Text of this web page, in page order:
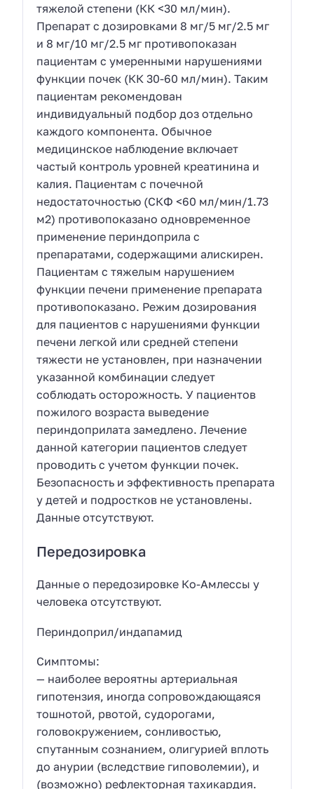
тяжелой степени (КК <30 мл/мин).
Препарат с дозировками 8 мг/5 мг/2.5 мг
и 8 мг/10 мг/2.5 мг противопоказан
пациентам с умеренными нарушениями
функции почек (КК 30-60 мл/мин). Таким
пациентам рекомендован
индивидуальный подбор доз отдельно
каждого компонента. Обычное
медицинское наблюдение включает
частый контроль уровней креатинина и
калия. Пациентам с почечной
недостаточностью (СКФ <60 мл/мин/1.73
м2) противопоказано одновременное
применение периндоприла с
препаратами, содержащими алискирен.
Пациентам с тяжелым нарушением
функции печени применение препарата
противопоказано. Режим дозирования
для пациентов с нарушениями функции
печени легкой или средней степени
тяжести не установлен, при назначении
указанной комбинации следует
соблюдать осторожность. У пациентов
пожилого возраста выведение
периндоприлата замедлено. Лечение
данной категории пациентов следует
проводить с учетом функции почек.
Безопасность и эффективность препарата
у детей и подростков не установлены.
Данные отсутствуют.
Передозировка
Данные о передозировке Ко-Амлессы у
человека отсутствуют.
Периндоприл/индапамид
Симптомы:
— наиболее вероятны артериальная
гипотензия, иногда сопровождающаяся
тошнотой, рвотой, судорогами,
головокружением, сонливостью,
спутанным сознанием, олигурией вплоть
до анурии (вследствие гиповолемии), и
(возможно) рефлекторная тахикардия.